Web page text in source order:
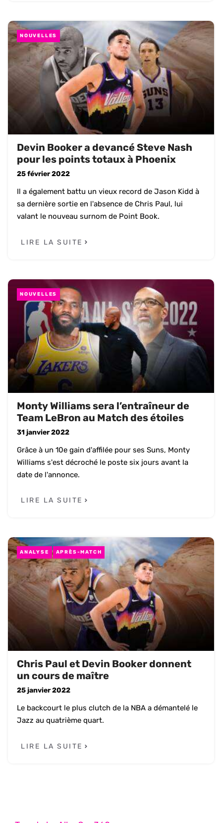
NOUVELLES
Devin Booker a devancé Steve Nash
pour les points totaux à Phoenix
25 février 2022
Il a également battu un vieux record de Jason Kidd à
sa dernière sortie en l'absence de Chris Paul, lui
valant le nouveau surnom de Point Book.
LIRE LA SUITE
NOUVELLES
Monty Williams sera l’entraîneur de
Team LeBron au Match des étoiles
31 janvier 2022
Grâce à un 10e gain d'affilée pour ses Suns, Monty
Williams s'est décroché le poste six jours avant la
date de l'annonce.
LIRE LA SUITE
ANALYSE APRÈS-MATCH
Chris Paul et Devin Booker donnent
un cours de maître
25 janvier 2022
Le backcourt le plus clutch de la NBA a démantelé le
Jazz au quatrième quart.
LIRE LA SUITE